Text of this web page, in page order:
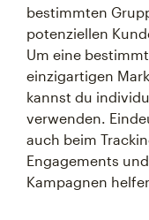
bestimmten
potenziellen
Um eine
einzigartigen
kannst du
verwenden.
auch beim
Engagements
Kampagnen